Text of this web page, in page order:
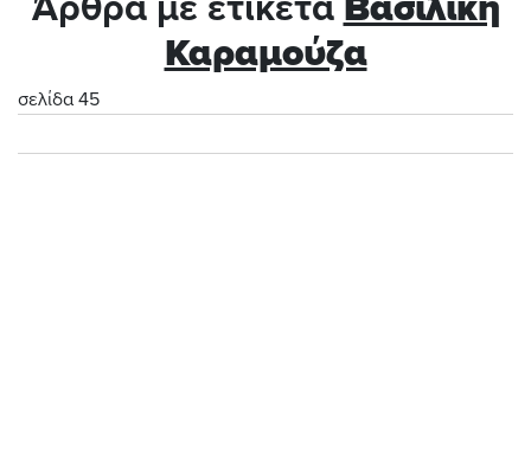
Καραμούζα
σελίδα 45